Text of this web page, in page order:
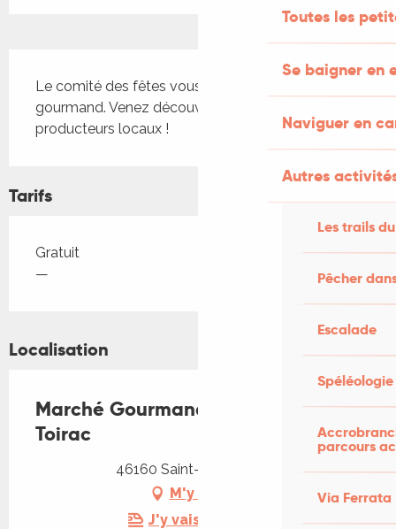
Toutes les
Se baigner en
Naviguer en
Autres
Les trails
Pêcher
Escalade
Spéléologie
parcours
Via Ferrata
Le comité des fêtes vous convie à un marché
gourmand. Venez découvrir les produits des
producteurs locaux !
Tarifs
Tarifs 2026
Gratuit
—
Localisation
Marché Gourmand à Saint-Pierre-
Toirac
46160 Saint-Pierre-Toirac
M'y rendre
J'y vais en train !